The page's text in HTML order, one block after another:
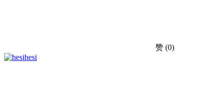
赞 (0)
hesi